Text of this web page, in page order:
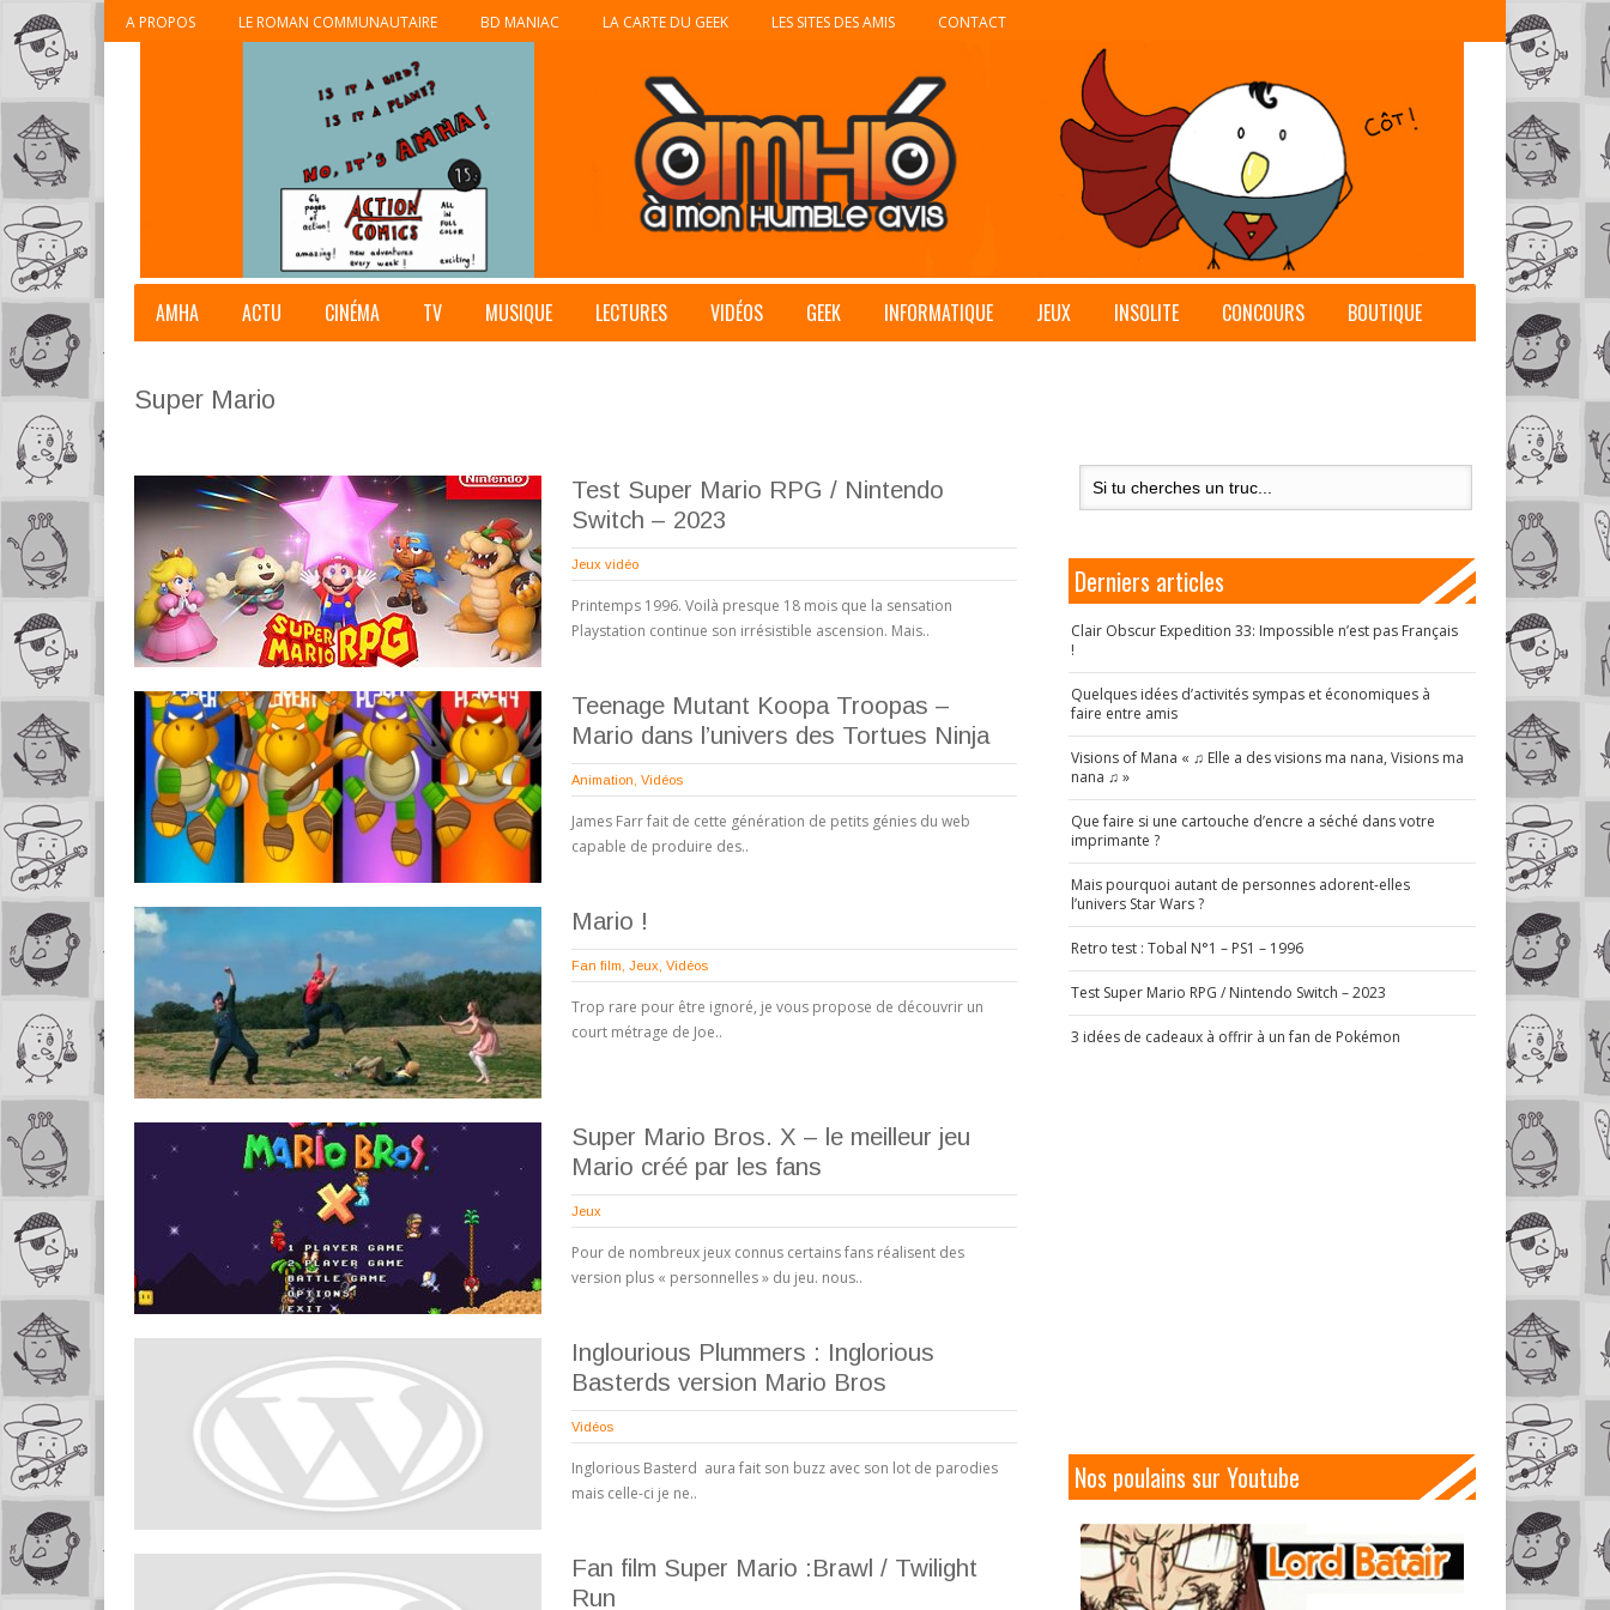
A PROPOS LE ROMAN COMMUNAUTAIRE BD MANIAC LA CARTE DU GEEK LES SITES DES AMIS CONTACT
AMHA ACTU CINÉMA TV MUSIQUE LECTURES VIDÉOS GEEK INFORMATIQUE JEUX INSOLITE CONCOURS BOUTIQUE
Super Mario
Test Super Mario RPG / Nintendo
Switch – 2023
Jeux vidéo
Printemps 1996. Voilà presque 18 mois que la sensation
Playstation continue son irrésistible ascension. Mais..
Teenage Mutant Koopa Troopas –
Mario dans l’univers des Tortues Ninja
Animation Vidéos
James Farr fait de cette génération de petits génies du web
capable de produire des..
Mario !
Fan film Jeux Vidéos
Trop rare pour être ignoré, je vous propose de découvrir un
court métrage de Joe..
Super Mario Bros. X – le meilleur jeu
Mario créé par les fans
Jeux
Pour de nombreux jeux connus certains fans réalisent des
version plus « personnelles » du jeu. nous..
Inglourious Plummers : Inglorious
Basterds version Mario Bros
Vidéos
Inglorious Basterd aura fait son buzz avec son lot de parodies
mais celle-ci je ne..
Fan film Super Mario :Brawl / Twilight
Run
Derniers articles
Clair Obscur Expedition 33: Impossible n’est pas Français
!
Quelques idées d’activités sympas et économiques à
faire entre amis
Visions of Mana « ♫ Elle a des visions ma nana, Visions ma
nana ♫ »
Que faire si une cartouche d’encre a séché dans votre
imprimante ?
Mais pourquoi autant de personnes adorent-elles
l’univers Star Wars ?
Retro test : Tobal N°1 – PS1 – 1996
Test Super Mario RPG / Nintendo Switch – 2023
3 idées de cadeaux à offrir à un fan de Pokémon
Nos poulains sur Youtube